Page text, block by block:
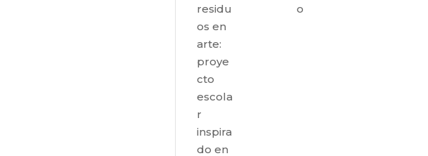
residu
os en
arte:
proye
cto
escola
r
inspira
do en
o